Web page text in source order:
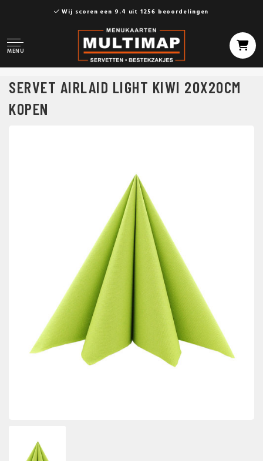
Wij scoren een 9.4 uit 1256 beoordelingen
MENU
SERVET AIRLAID LIGHT KIWI 20X20CM
KOPEN